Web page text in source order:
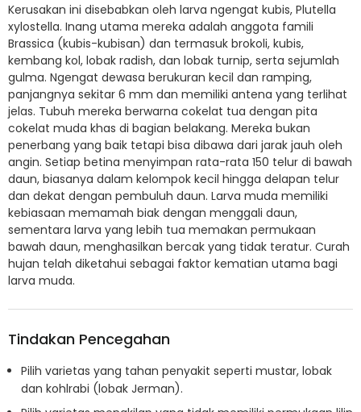
Kerusakan ini disebabkan oleh larva ngengat kubis, Plutella
xylostella. Inang utama mereka adalah anggota famili
Brassica (kubis-kubisan) dan termasuk brokoli, kubis,
kembang kol, lobak radish, dan lobak turnip, serta sejumlah
gulma. Ngengat dewasa berukuran kecil dan ramping,
panjangnya sekitar 6 mm dan memiliki antena yang terlihat
jelas. Tubuh mereka berwarna cokelat tua dengan pita
cokelat muda khas di bagian belakang. Mereka bukan
penerbang yang baik tetapi bisa dibawa dari jarak jauh oleh
angin. Setiap betina menyimpan rata-rata 150 telur di bawah
daun, biasanya dalam kelompok kecil hingga delapan telur
dan dekat dengan pembuluh daun. Larva muda memiliki
kebiasaan memamah biak dengan menggali daun,
sementara larva yang lebih tua memakan permukaan
bawah daun, menghasilkan bercak yang tidak teratur. Curah
hujan telah diketahui sebagai faktor kematian utama bagi
larva muda.
Tindakan Pencegahan
Pilih varietas yang tahan penyakit seperti mustar, lobak
dan kohlrabi (lobak Jerman).